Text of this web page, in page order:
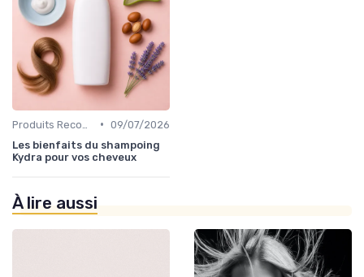
• 09/07/2026
Les bienfaits du shampoing
Kydra pour vos cheveux
À lire aussi